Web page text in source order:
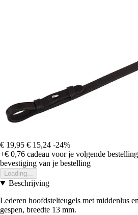
€ 19,95 € 15,24 -24%
+€ 0,76 cadeau voor je volgende bestelling
bevestiging van je bestelling
Loading...
Beschrijving
Lederen hoofdstelteugels met middenlus
gespen, breedte 13 mm.